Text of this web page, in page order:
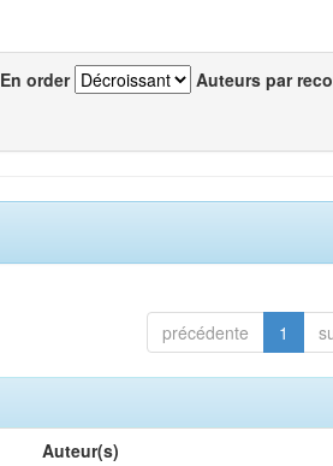
En order Auteurs par
précédente 1
Auteur(s)